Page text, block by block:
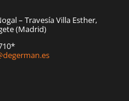
– Travesía Villa Esther,
(Madrid)